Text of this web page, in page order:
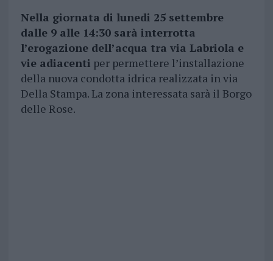
Nella giornata di lunedi 25 settembre
dalle 9 alle 14:30 sarà interrotta
l’erogazione dell’acqua tra via Labriola e
vie adiacenti per permettere l’installazione
della nuova condotta idrica realizzata in via
Della Stampa. La zona interessata sarà il Borgo
delle Rose.